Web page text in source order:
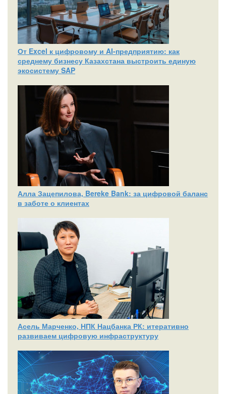
От Excel к цифровому и AI‑предприятию: как
среднему бизнесу Казахстана выстроить единую
экосистему SAP
Алла Зацепилова, Bereke Bank: за цифровой баланс
в заботе о клиентах
Асель Марченко, НПК Нацбанка РК: итеративно
развиваем цифровую инфраструктуру